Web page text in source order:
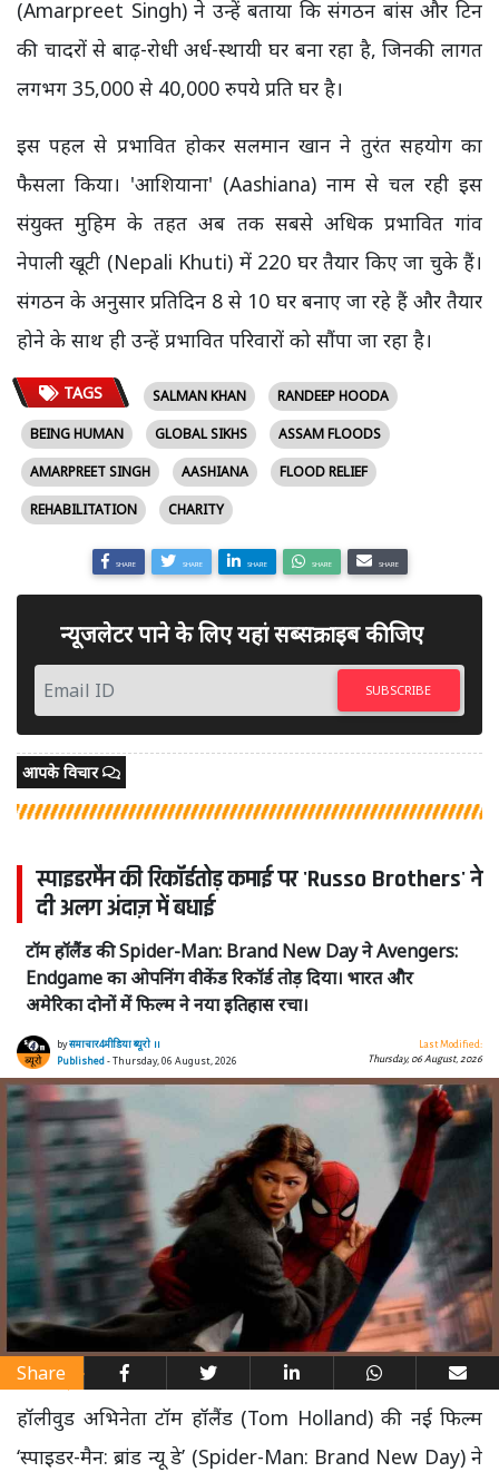
(Amarpreet Singh) ने उन्हें बताया कि संगठन बांस और टिन
की चादरों से बाढ़-रोधी अर्ध-स्थायी घर बना रहा है, जिनकी लागत
लगभग 35,000 से 40,000 रुपये प्रति घर है।
इस पहल से प्रभावित होकर सलमान खान ने तुरंत सहयोग का
फैसला किया। 'आशियाना' (Aashiana) नाम से चल रही इस
संयुक्त मुहिम के तहत अब तक सबसे अधिक प्रभावित गांव
नेपाली खूटी (Nepali Khuti) में 220 घर तैयार किए जा चुके हैं।
संगठन के अनुसार प्रतिदिन 8 से 10 घर बनाए जा रहे हैं और तैयार
होने के साथ ही उन्हें प्रभावित परिवारों को सौंपा जा रहा है।
TAGS SALMAN KHAN
RANDEEP HOODA
BEING HUMAN
GLOBAL SIKHS
ASSAM FLOODS
AMARPREET SINGH
AASHIANA
FLOOD RELIEF
REHABILITATION
CHARITY
SHARE SHARE SHARE SHARE SHARE
न्यूजलेटर पाने के लिए यहां सब्सक्राइब कीजिए
SUBSCRIBE
आपके विचार
स्पाइडरमैन की रिकॉर्डतोड़ कमाई पर 'Russo Brothers' ने
दी अलग अंदाज़ में बधाई
टॉम हॉलैंड की Spider-Man: Brand New Day ने Avengers:
Endgame का ओपनिंग वीकेंड रिकॉर्ड तोड़ दिया। भारत और
अमेरिका दोनों में फिल्म ने नया इतिहास रचा।
byसमाचार4मीडिया ब्यूरो ।।
Published - Thursday, 06 August, 2026
Last Modified:
Thursday, 06 August, 2026
Share
हॉलीवुड अभिनेता टॉम हॉलैंड (Tom Holland) की नई फिल्म
‘स्पाइडर-मैन: ब्रांड न्यू डे’ (Spider-Man: Brand New Day) ने